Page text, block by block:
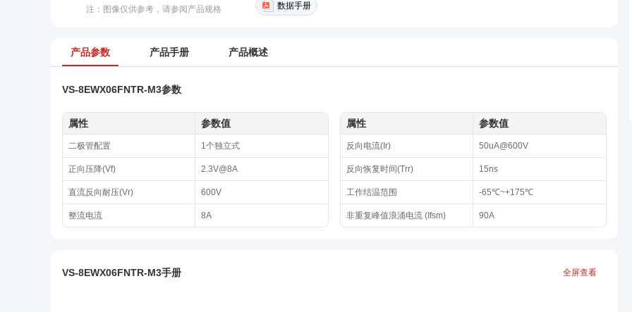
注：图像仅供参考，请参阅产品规格 数据手册
产品参数 产品手册 产品概述
VS-8EWX06FNTR-M3参数
属性 参数值
二极管配置 1个独立式
正向压降(Vf) 2.3V@8A
直流反向耐压(Vr) 600V
整流电流 8A
属性 参数值
反向电流(Ir) 50uA@600V
反向恢复时间(Trr) 15ns
工作结温范围 -65℃~+175℃
非重复峰值浪涌电流 (Ifsm) 90A
VS-8EWX06FNTR-M3手册 全屏查看